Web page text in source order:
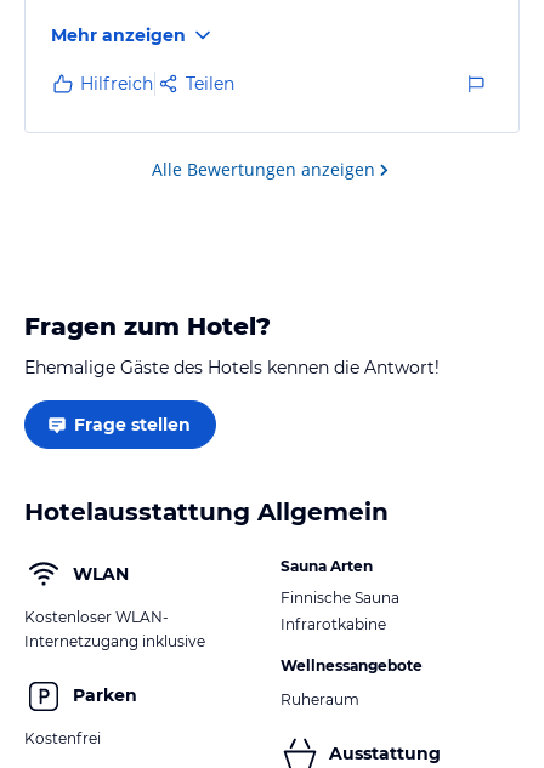
Lattenroste und Matratzen, die für einen erholsamen
Schlaf sorgen, aber auch die Ausstattung mit
verschiedenen Baby-/Kindersachen (Zubehör sowie
Spielzeug) lässt keine Wünsche offen! Man merkt die
Liebe zum Detail bei trivialen Kleinigkeiten in der
Mehr anzeigen
Hilfreich Teilen
Alle Bewertungen anzeigen
Fragen zum Hotel?
Ehemalige Gäste des Hotels kennen die Antwort!
Frage stellen
Hotelausstattung Allgemein
WLAN
Kostenloser WLAN-
Internetzugang inklusive
Parken
Kostenfrei
Sauna Arten
Finnische Sauna
Infrarotkabine
Wellnessangebote
Ruheraum
Ausstattung